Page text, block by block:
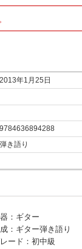
2013年1月25日
9784636894288
弾き語り
：ギター
：ギター弾き語り
ード：初中級